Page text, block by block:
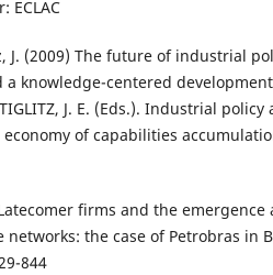
ECLAC
J. (2009) The future of industrial
knowledge-centered
J. E. (Eds.). Industrial policy
of capabilities
firms and the emergence
the case of Petrobras in
844